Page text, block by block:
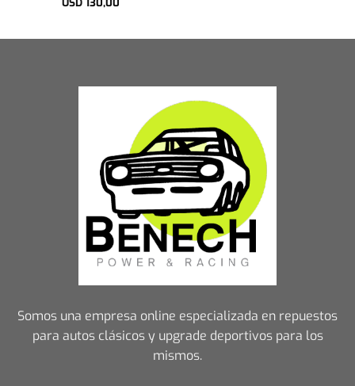
Somos una empresa online especializada en repuestos
para autos clásicos y upgrade deportivos para los
mismos.